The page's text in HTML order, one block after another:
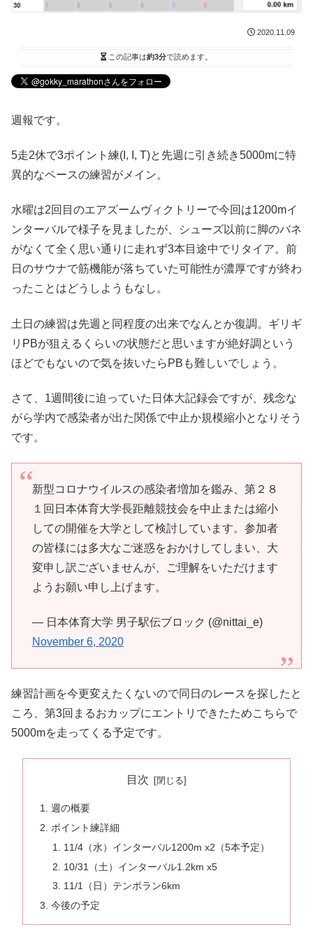
2020.11.09
この記事は約3分で読めます。
週報です。
5走2休で3ポイント練(I, I, T)と先週に引き続き5000mに特
異的なペースの練習がメイン。
水曜は2回目のエアズームヴィクトリーで今回は1200mイ
ンターバルで様子を見ましたが、シューズ以前に脚のバネ
がなくて全く思い通りに走れず3本目途中でリタイア。前
日のサウナで筋機能が落ちていた可能性が濃厚ですが終わ
ったことはどうしようもなし。
土日の練習は先週と同程度の出来でなんとか復調。ギリギ
リPBが狙えるくらいの状態だと思いますが絶好調という
ほどでもないので気を抜いたらPBも難しいでしょう。
さて、1週間後に迫っていた日体大記録会ですが、残念な
がら学内で感染者が出た関係で中止か規模縮小となりそう
です。
新型コロナウイルスの感染者増加を鑑み、第２８
１回日本体育大学長距離競技会を中止または縮小
しての開催を大学として検討しています。参加者
の皆様には多大なご迷惑をおかけしてしまい、大
変申し訳ございませんが、ご理解をいただけます
ようお願い申し上げます。
— 日本体育大学 男子駅伝ブロック (@nittai_e)
November 6, 2020
練習計画を今更変えたくないので同日のレースを探したと
ころ、第3回まるおカップにエントリできたためこちらで
5000mを走ってくる予定です。
目次
週の概要
ポイント練詳細
11/4（水）インターバル1200m x2（5本予定）
10/31（土）インターバル1.2km x5
11/1（日）テンポラン6km
今後の予定